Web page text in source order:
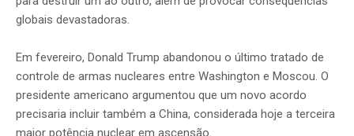
globais devastadoras.
Em fevereiro, Donald Trump abandonou o último tratado de
controle de armas nucleares entre Washington e Moscou. O
presidente americano argumentou que um novo acordo
precisaria incluir também a China, considerada hoje a terceira
maior potência nuclear em ascensão.